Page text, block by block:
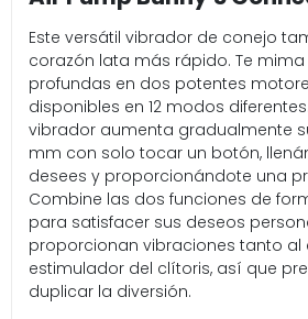
Este versátil vibrador de conejo
corazón lata más rápido. Te
profundas en dos potentes
disponibles en 12 modos
vibrador aumenta gradualmente
mm con solo tocar un botón,
desees y proporcionándote una
Combine las dos funciones de
para satisfacer sus deseos
proporcionan vibraciones tanto al
estimulador del clítoris, así que
duplicar la diversión.